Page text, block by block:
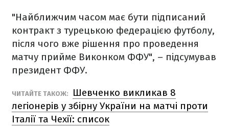
"Найближчим часом має бути підписаний
контракт з турецькою федерацією футболу,
після чого вже рішення про проведення
матчу прийме Виконком ФФУ", – підсумував
президент ФФУ.
ЧИТАЙТЕ ТАКОЖ:
Шевченко викликав 8
легіонерів у збірну України на матчі проти
Італії та Чехії: список